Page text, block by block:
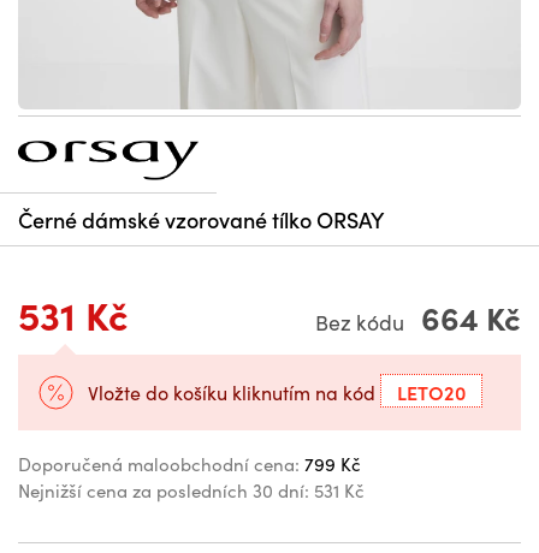
Černé dámské vzorované tílko ORSAY
531 Kč Bez kódu 664 Kč
Vložte do košíku kliknutím na kód LETO20
Doporučená maloobchodní cena: 799 Kč
Nejnižší cena za posledních 30 dní: 531 Kč